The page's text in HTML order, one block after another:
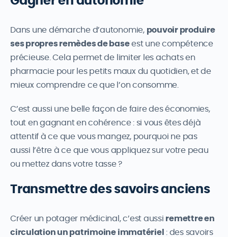
Dans une démarche d’autonomie, pouvoir produire
ses propres remèdes de baseest une compétence
précieuse. Cela permet de limiter les achats en
pharmacie pour les petits maux du quotidien, et de
mieux comprendre ce que l’on consomme.
C’est aussi une belle façon de faire des économies,
tout en gagnant en cohérence : si vous êtes déjà
attentif à ce que vous mangez, pourquoi ne pas
aussi l’être à ce que vous appliquez sur votre peau
ou mettez dans votre tasse ?
Transmettre des savoirs anciens
Créer un potager médicinal, c’est aussi remettre en
circulation un patrimoine immatériel : des savoirs